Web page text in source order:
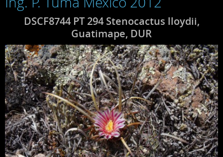
DSCF8744 PT 294 Stenocactus lloydii,
Guatimape, DUR